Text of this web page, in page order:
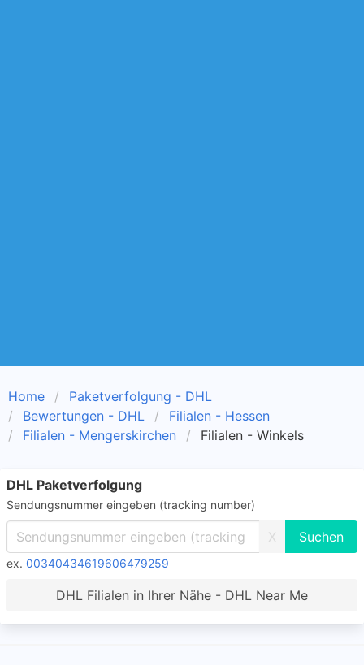
Home
Paketverfolgung - DHL
Bewertungen - DHL
Filialen - Hessen
Filialen - Mengerskirchen
Filialen - Winkels
DHL Paketverfolgung
Sendungsnummer eingeben (tracking number)
X
ex. 00340434619606479259
DHL Filialen in Ihrer Nähe - DHL Near Me